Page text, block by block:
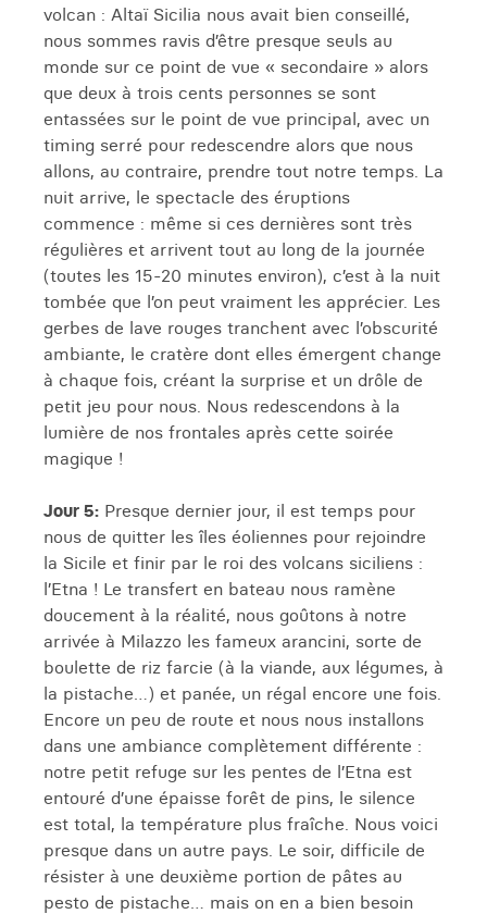
volcan : Altaï Sicilia nous avait bien conseillé,
nous sommes ravis d’être presque seuls au
monde sur ce point de vue « secondaire » alors
que deux à trois cents personnes se sont
entassées sur le point de vue principal, avec un
timing serré pour redescendre alors que nous
allons, au contraire, prendre tout notre temps. La
nuit arrive, le spectacle des éruptions
commence : même si ces dernières sont très
régulières et arrivent tout au long de la journée
(toutes les 15-20 minutes environ), c’est à la nuit
tombée que l’on peut vraiment les apprécier. Les
gerbes de lave rouges tranchent avec l’obscurité
ambiante, le cratère dont elles émergent change
à chaque fois, créant la surprise et un drôle de
petit jeu pour nous. Nous redescendons à la
lumière de nos frontales après cette soirée
magique !
Jour 5: Presque dernier jour, il est temps pour
nous de quitter les îles éoliennes pour rejoindre
la Sicile et finir par le roi des volcans siciliens :
l’Etna ! Le transfert en bateau nous ramène
doucement à la réalité, nous goûtons à notre
arrivée à Milazzo les fameux arancini, sorte de
boulette de riz farcie (à la viande, aux légumes, à
la pistache…) et panée, un régal encore une fois.
Encore un peu de route et nous nous installons
dans une ambiance complètement différente :
notre petit refuge sur les pentes de l’Etna est
entouré d’une épaisse forêt de pins, le silence
est total, la température plus fraîche. Nous voici
presque dans un autre pays. Le soir, difficile de
résister à une deuxième portion de pâtes au
pesto de pistache… mais on en a bien besoin